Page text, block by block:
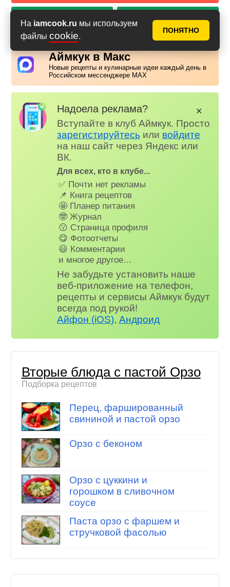
На iamcook.ru мы используем
файлы cookie.
ПОНЯТНО
PDF с фото PDF без фото
Аймкук в Макс
Новые рецепты и кулинарные идеи каждый день в
Российском мессенджере MAX
Надоела реклама?
Вступайте в клуб Аймкук. Просто
зарегистируйтесь или войдите
на наш сайт через Яндекс или
ВК.
Для всех, кто в клубе...
✅ Почти нет рекламы
📌 Книга рецептов
🤩 Планер питания
🤓 Журнал
😗 Страница профиля
😋 Фотоотчеты
😃 Комментарии
и многое другое…
Не забудьте установить наше
веб-приложение на телефон,
рецепты и сервисы Аймкук будут
всегда под рукой!
Айфон (iOS),Андроид
✕
Вторые блюда с пастой Орзо
Подборка рецептов
Перец, фаршированный
свининой и пастой орзо
Орзо с беконом
Орзо с цуккини и
горошком в сливочном
соусе
Паста орзо с фаршем и
стручковой фасолью